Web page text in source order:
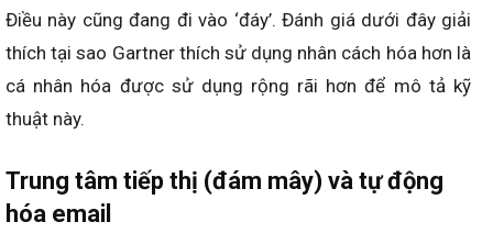
Điều này cũng đang đi vào ‘đáy’. Đánh giá dưới đây giải
thích tại sao Gartner thích sử dụng nhân cách hóa hơn là
cá nhân hóa được sử dụng rộng rãi hơn để mô tả kỹ
thuật này.
Trung tâm tiếp thị (đám mây) và tự động
hóa email